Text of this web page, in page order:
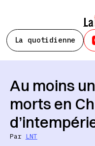
La quotidienne
Au moins
morts en
Par LNT